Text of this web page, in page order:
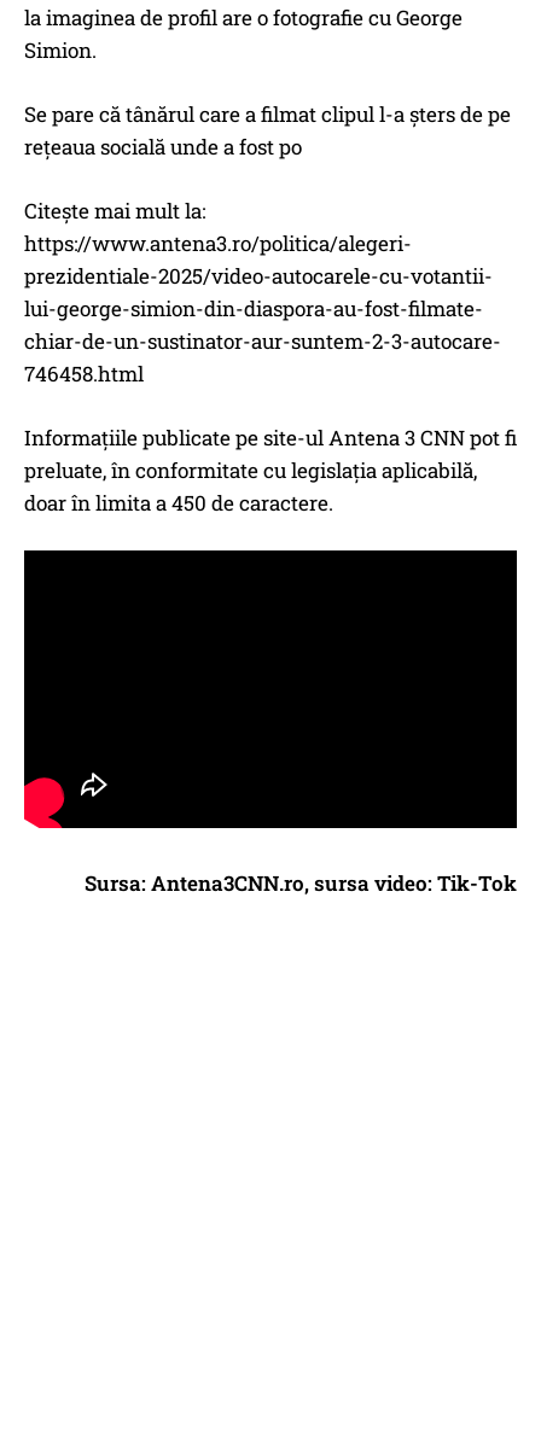
la imaginea de profil are o fotografie cu George
Simion.
Se pare că tânărul care a filmat clipul l-a șters de pe
rețeaua socială unde a fost po
Citește mai mult la:
https://www.antena3.ro/politica/alegeri-
prezidentiale-2025/video-autocarele-cu-votantii-
lui-george-simion-din-diaspora-au-fost-filmate-
chiar-de-un-sustinator-aur-suntem-2-3-autocare-
746458.html
Informaţiile publicate pe site-ul Antena 3 CNN pot fi
preluate, în conformitate cu legislația aplicabilă,
doar în limita a 450 de caractere.
Sursa: Antena3CNN.ro, sursa video: Tik-Tok